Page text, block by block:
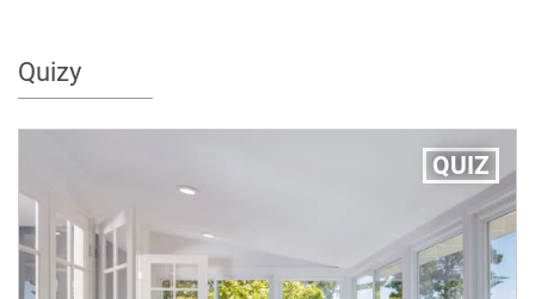
Quizy
QUIZ